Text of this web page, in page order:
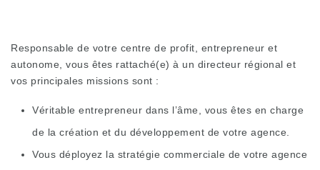
Responsable de votre centre de profit, entrepreneur et
autonome, vous êtes rattaché(e) à un directeur régional et
vos principales missions sont :
Véritable entrepreneur dans l’âme, vous êtes en charge
de la création et du développement de votre agence.
Vous déployez la stratégie commerciale de votre agence